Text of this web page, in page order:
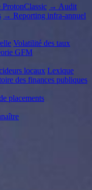
ProtonClassic → Audit
→ Reporting infra-annuel
Volatilité des taux
GFM
locaux Lexique
des finances publiques
placements